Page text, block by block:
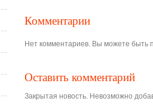
Комментарии
Нет комментариев. Вы можете быть
Оставить комментарий
Закрытая новость. Невозможно